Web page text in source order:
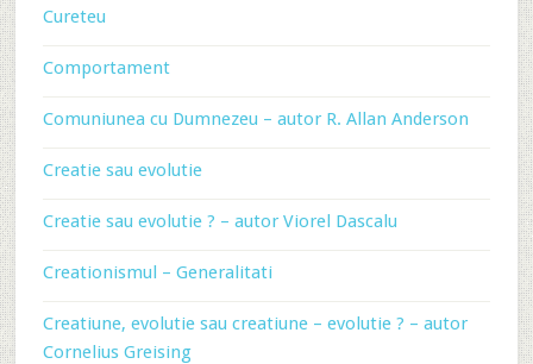
Cureteu
Comportament
Comuniunea cu Dumnezeu – autor R. Allan Anderson
Creatie sau evolutie
Creatie sau evolutie ? – autor Viorel Dascalu
Creationismul – Generalitati
Creatiune, evolutie sau creatiune – evolutie ? – autor
Cornelius Greising